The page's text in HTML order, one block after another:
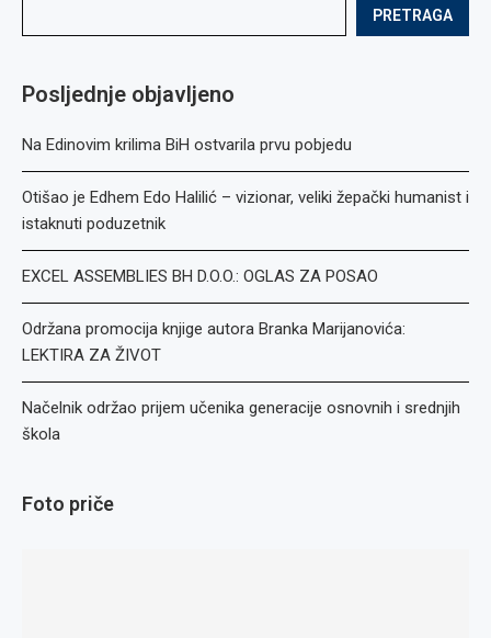
PRETRAGA
Posljednje objavljeno
Na Edinovim krilima BiH ostvarila prvu pobjedu
Otišao je Edhem Edo Halilić – vizionar, veliki žepački humanist i
istaknuti poduzetnik
EXCEL ASSEMBLIES BH D.O.O.: OGLAS ZA POSAO
Održana promocija knjige autora Branka Marijanovića:
LEKTIRA ZA ŽIVOT
Načelnik održao prijem učenika generacije osnovnih i srednjih
škola
Foto priče